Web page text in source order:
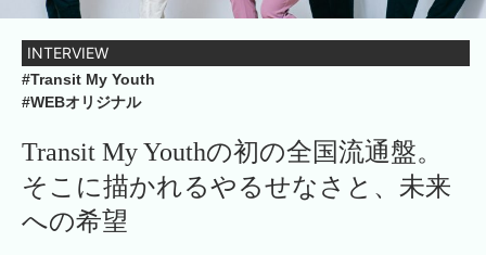
INTERVIEW
#Transit My Youth
#WEBオリジナル
Transit My Youthの初の全国流通盤。
そこに描かれるやるせなさと、未来
への希望